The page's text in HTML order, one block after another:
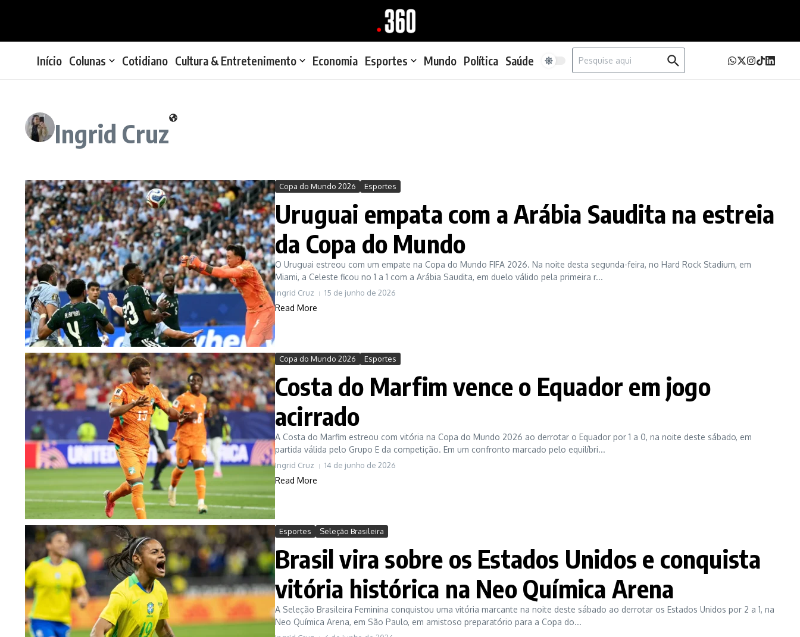
Início Colunas Cotidiano Cultura & Entretenimento Economia Esportes Mundo Política Saúde
Procurar por:
Ingrid Cruz
Copa do Mundo 2026 Esportes
Uruguai empata com a Arábia Saudita na estreia
da Copa do Mundo
O Uruguai estreou com um empate na Copa do Mundo FIFA 2026. Na noite desta segunda-feira, no Hard Rock Stadium, em
Miami, a Celeste ficou no 1 a 1 com a Arábia Saudita, em duelo válido pela primeira r...
Ingrid Cruz 15 de junho de 2026
Read More
Copa do Mundo 2026 Esportes
Costa do Marfim vence o Equador em jogo
acirrado
A Costa do Marfim estreou com vitória na Copa do Mundo 2026 ao derrotar o Equador por 1 a 0, na noite deste sábado, em
partida válida pelo Grupo E da competição. Em um confronto marcado pelo equilíbri...
Ingrid Cruz 14 de junho de 2026
Read More
Esportes Seleção Brasileira
Brasil vira sobre os Estados Unidos e conquista
vitória histórica na Neo Química Arena
A Seleção Brasileira Feminina conquistou uma vitória marcante na noite deste sábado ao derrotar os Estados Unidos por 2 a 1, na
Neo Química Arena, em São Paulo, em amistoso preparatório para a Copa do...